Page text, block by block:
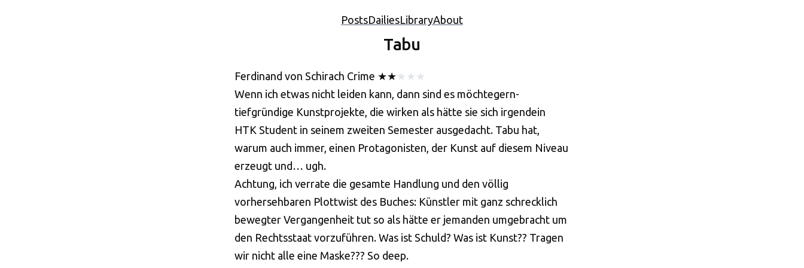
PostsDailiesLibraryAbout
Tabu
Ferdinand von Schirach Crime ★★★ ★ ★
Wenn ich etwas nicht leiden kann, dann sind es möchtegern-
tiefgründige Kunstprojekte, die wirken als hätte sie sich irgendein
HTK Student in seinem zweiten Semester ausgedacht. Tabu hat,
warum auch immer, einen Protagonisten, der Kunst auf diesem Niveau
erzeugt und… ugh.
Achtung, ich verrate die gesamte Handlung und den völlig
vorhersehbaren Plottwist des Buches: Künstler mit ganz schrecklich
bewegter Vergangenheit tut so als hätte er jemanden umgebracht um
den Rechtsstaat vorzuführen. Was ist Schuld? Was ist Kunst?? Tragen
wir nicht alle eine Maske??? So deep.